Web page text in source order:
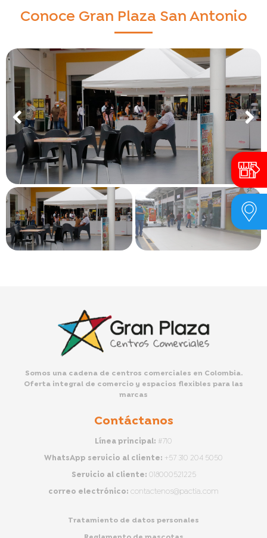
Conoce Gran Plaza San Antonio
Somos una cadena de centros comerciales en Colombia.
Oferta integral de comercio y espacios flexibles para las
marcas
Contáctanos
Línea principal: #710
WhatsApp servicio al cliente: +57 310 204 5050
Servicio al cliente: 018000521225
correo electrónico: contactenos@pactia.com
Tratamiento de datos personales